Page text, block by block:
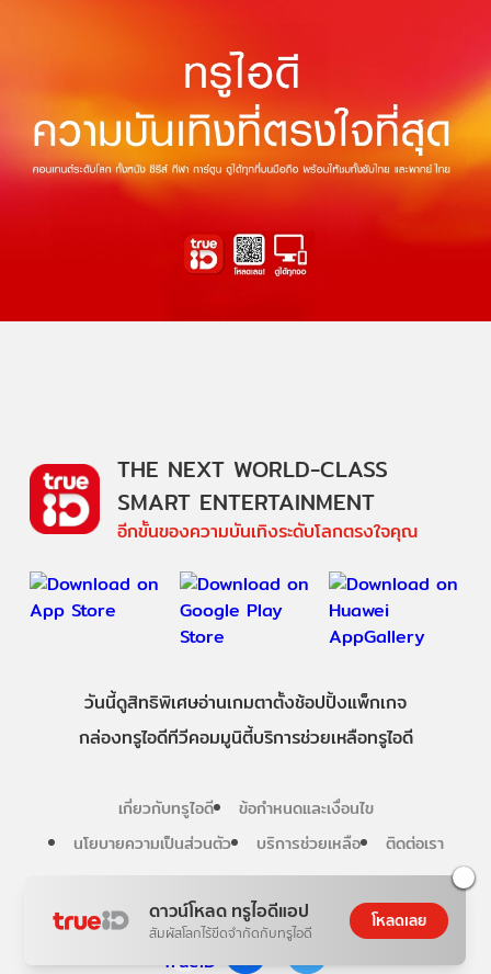
ดาวน์โหลด ทรูไอดีแอป
สัมผัสโลกไร้ขีดจำกัดกับทรูไอดี
โหลดเลย
Follow us
THE NEXT WORLD-CLASS
SMART ENTERTAINMENT
อีกขั้นของความบันเทิงระดับโลกตรงใจคุณ
วันนี้ดูสิทธิพิเศษอ่านเกมตาตั้งช้อปปิ้งแพ็กเกจ
กล่องทรูไอดีทีวีคอมมูนิตี้บริการช่วยเหลือทรูไอดี
เกี่ยวกับทรูไอดี
ข้อกำหนดและเงื่อนไข
นโยบายความเป็นส่วนตัว
บริการช่วยเหลือ ติดต่อเรา